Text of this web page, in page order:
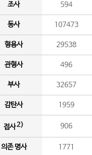
조사 594
동사 107473
형용사 29538
관형사 496
부사 32657
감탄사 1959
접사2) 906
의존 명사 1771